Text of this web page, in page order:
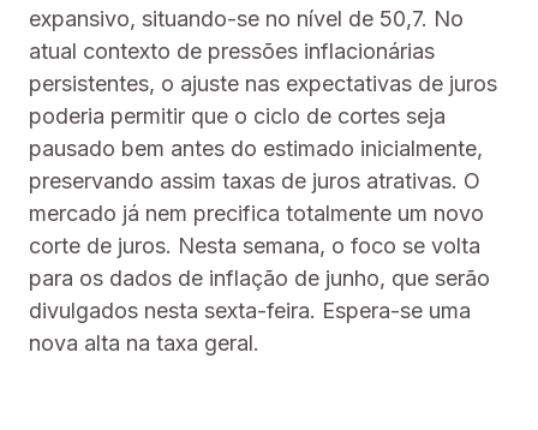
expansivo, situando-se no nível de 50,7. No
atual contexto de pressões inflacionárias
persistentes, o ajuste nas expectativas de juros
poderia permitir que o ciclo de cortes seja
pausado bem antes do estimado inicialmente,
preservando assim taxas de juros atrativas. O
mercado já nem precifica totalmente um novo
corte de juros. Nesta semana, o foco se volta
para os dados de inflação de junho, que serão
divulgados nesta sexta-feira. Espera-se uma
nova alta na taxa geral.